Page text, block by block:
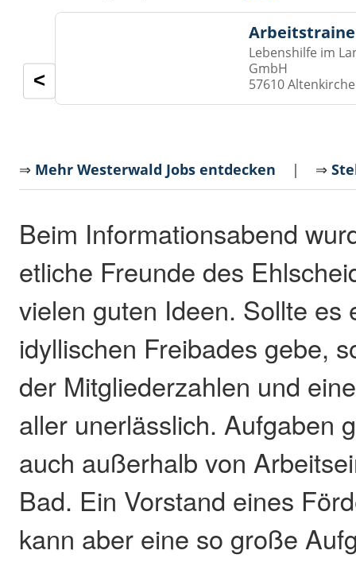
Lebenshilfe im
GmbH
57610
<
⇒ Mehr Westerwald Jobs entdecken | ⇒
Beim Informationsabend
etliche Freunde des
vielen guten Ideen. Sollte es
idyllischen Freibades gebe,
der Mitgliederzahlen und
aller unerlässlich. Aufgaben
auch außerhalb von
Bad. Ein Vorstand eines
kann aber eine so große